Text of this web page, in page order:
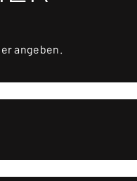
angeben.